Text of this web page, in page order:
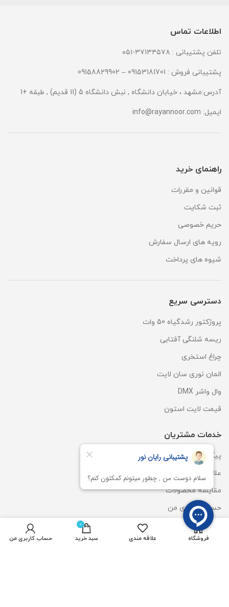
اطلاعات تماس
تلفن پشتیبانی : ۳۷۱۳۴۵۷۸-۰۵۱
پشتیبانی فروش : 09153181701 – 09158829902
آدرس:مشهد ، خیابان دانشگاه , نبش دانشگاه 5 (11 قدیم) , طبقه +1
ایمیل: info@rayannoor.com
راهنمای خرید
قوانین و مقررات
ثبت شکایت
حریم خصوصی
رویه های ارسال سفارش
شیوه های پرداخت
دسترسی سریع
پروژکتور رشدگیاه 50 وات
ریسه شلنگی آفتابی
چراغ استخری
المان نوری سان لایت
وال واشر DMX
قیمت لایت استون
خدمات مشتریان
پیگیری سفارشات
علاقه مندی ها
مقایسه محصولات
حساب کاربری من
سبد خرید
فروشگاه علاقه مندی
0
سبد خرید حساب کاربری من